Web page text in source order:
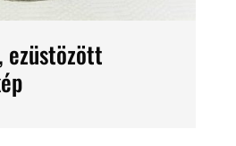
ezüstözött